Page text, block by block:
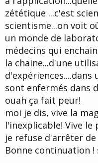
zététique ...c'est
scientisme...on voit
un monde de
médecins qui
la chaine...d'une
sont enfermés dans
ouah ça fait peur!
moi je dis, vive la
l'inexplicable! Vive le
je refuse d'arrêter de
Bonne continuation !